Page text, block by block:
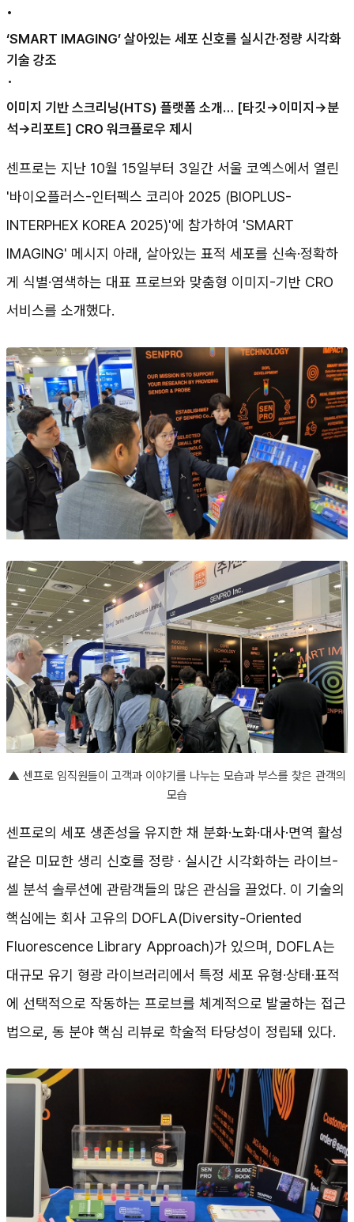
•
‘SMART IMAGING’ 살아있는 세포 신호를 실시간·정량 시각화
기술 강조
•
이미지 기반 스크리닝(HTS) 플랫폼 소개… [타깃→이미지→분
석→리포트] CRO 워크플로우 제시
센프로는 지난 10월 15일부터 3일간 서울 코엑스에서 열린
'바이오플러스-인터펙스 코리아 2025 (BIOPLUS-
INTERPHEX KOREA 2025)'에 참가하여 'SMART
IMAGING' 메시지 아래, 살아있는 표적 세포를 신속·정확하
게 식별·염색하는 대표 프로브와 맞춤형 이미지-기반 CRO
서비스를 소개했다.
▲ 센프로 임직원들이 고객과 이야기를 나누는 모습과 부스를 찾은 관객의
모습
센프로의 세포 생존성을 유지한 채 분화·노화·대사·면역 활성
같은 미묘한 생리 신호를 정량 · 실시간 시각화하는 라이브-
셀 분석 솔루션에 관람객들의 많은 관심을 끌었다. 이 기술의
핵심에는 회사 고유의 DOFLA(Diversity-Oriented
Fluorescence Library Approach)가 있으며, DOFLA는
대규모 유기 형광 라이브러리에서 특정 세포 유형·상태·표적
에 선택적으로 작동하는 프로브를 체계적으로 발굴하는 접근
법으로, 동 분야 핵심 리뷰로 학술적 타당성이 정립돼 있다.